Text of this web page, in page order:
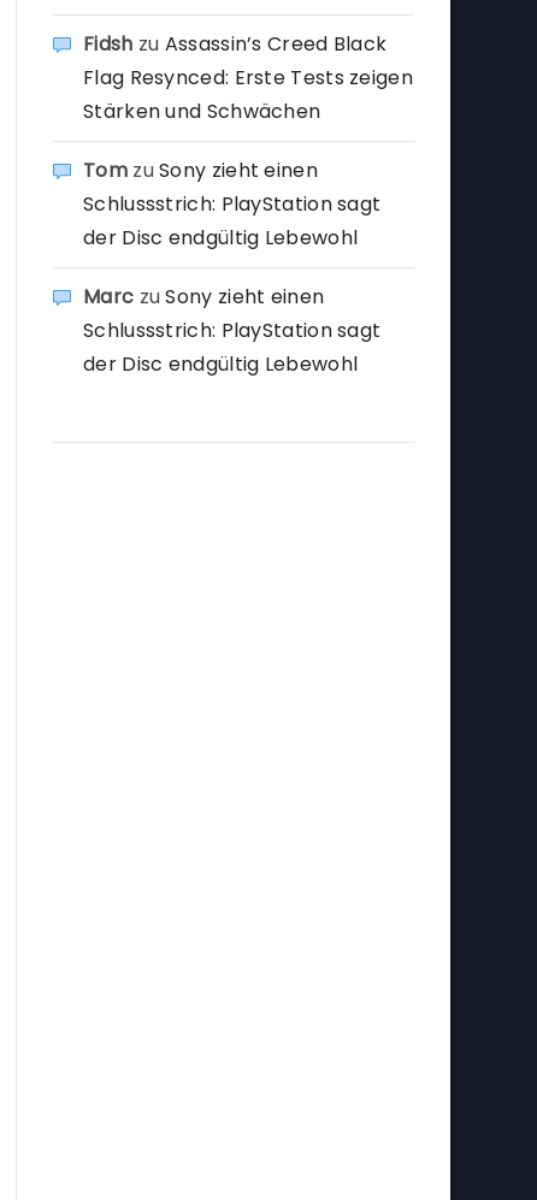
Fidsh zu Assassin’s Creed Black
Flag Resynced: Erste Tests zeigen
Stärken und Schwächen
TomzuSony zieht einen
Schlussstrich: PlayStation sagt
der Disc endgültig Lebewohl
Marc zuSony zieht einen
Schlussstrich: PlayStation sagt
der Disc endgültig Lebewohl